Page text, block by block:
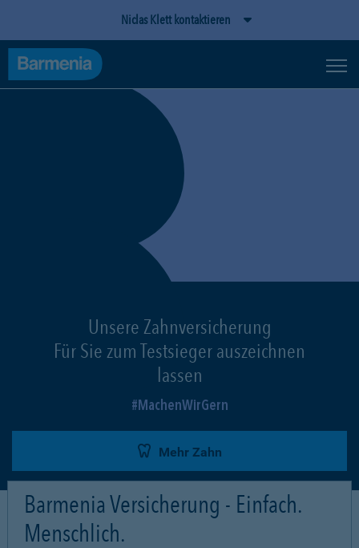
Niclas Klett kontaktieren
Unsere Zahnversicherung
Für Sie zum Testsieger auszeichnen
lassen
MachenWirGern
Mehr Zahn
Barmenia Versicherung - Einfach.
Menschlich.